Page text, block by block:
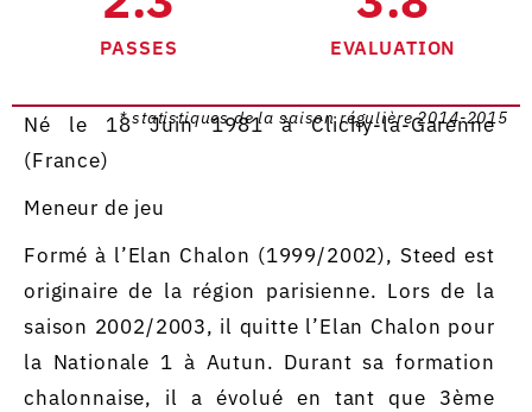
PASSES EVALUATION
* statistiques de la saison régulière 2014-2015
Né le 18 Juin 1981 à Clichy-la-Garenne
(France)
Meneur de jeu
Formé à l’Elan Chalon (1999/2002), Steed est
originaire de la région parisienne. Lors de la
saison 2002/2003, il quitte l’Elan Chalon pour
la Nationale 1 à Autun. Durant sa formation
chalonnaise, il a évolué en tant que 3ème